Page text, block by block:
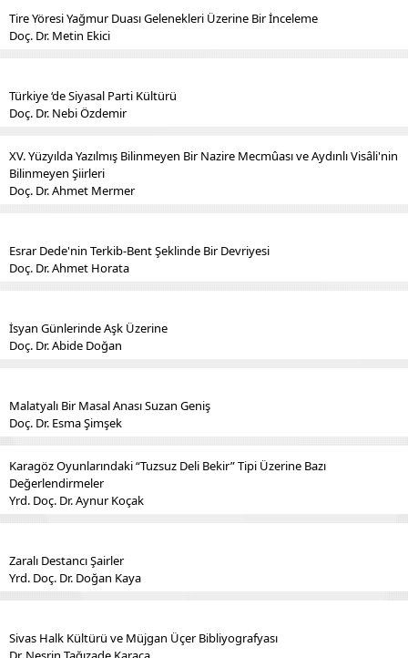
Tire Yöresi Yağmur Duası Gelenekleri Üzerine Bir İnceleme
Doç. Dr. Metin Ekici
Türkiye ‘de Siyasal Parti Kültürü
Doç. Dr. Nebi Özdemir
XV. Yüzyılda Yazılmış Bilinmeyen Bir Nazire Mecmûası ve Aydınlı Visâli'nin
Bilinmeyen Şiirleri
Doç. Dr. Ahmet Mermer
Esrar Dede'nin Terkib-Bent Şeklinde Bir Devriyesi
Doç. Dr. Ahmet Horata
İsyan Günlerinde Aşk Üzerine
Doç. Dr. Abide Doğan
Malatyalı Bir Masal Anası Suzan Geniş
Doç. Dr. Esma Şimşek
Karagöz Oyunlarındaki “Tuzsuz Deli Bekir” Tipi Üzerine Bazı
Değerlendirmeler
Yrd. Doç. Dr. Aynur Koçak
Zaralı Destancı Şairler
Yrd. Doç. Dr. Doğan Kaya
Sivas Halk Kültürü ve Müjgan Üçer Bibliyografyası